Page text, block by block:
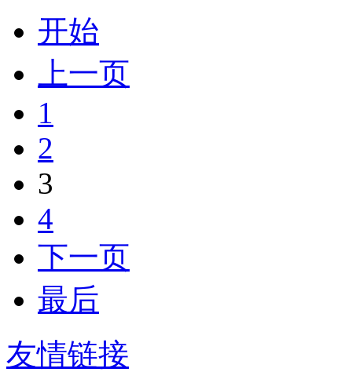
开始
上一页
1
2
3
4
下一页
最后
友情链接